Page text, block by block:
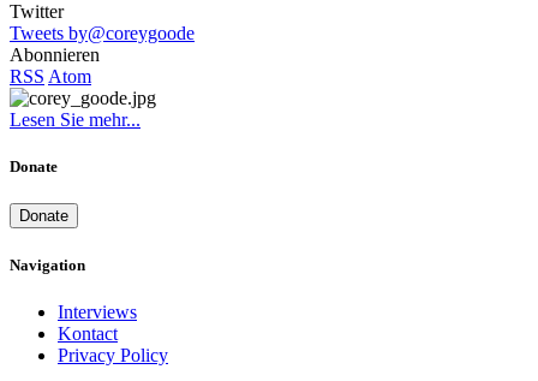
Twitter
Tweets by@coreygoode
Abonnieren
RSS Atom
Lesen Sie mehr...
Donate
Donate
Navigation
Interviews
Kontact
Privacy Policy